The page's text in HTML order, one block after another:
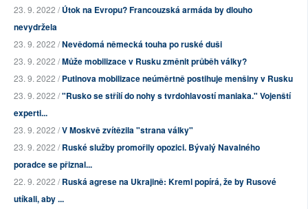
23. 9. 2022 /Útok na Evropu? Francouzská armáda by dlouho
nevydržela
23. 9. 2022 /Nevědomá německá touha po ruské duši
23. 9. 2022 /Může mobilizace v Rusku změnit průběh války?
23. 9. 2022 /Putinova mobilizace neúměrtně postihuje menšiny v Rusku
23. 9. 2022 /"Rusko se střílí do nohy s tvrdohlavostí maniaka." Vojenští
experti...
23. 9. 2022 /V Moskvě zvítězila "strana války"
23. 9. 2022 /Ruské služby promořily opozici. Bývalý Navalného
poradce se přiznal...
22. 9. 2022 /Ruská agrese na Ukrajině: Kreml popírá, že by Rusové
utíkali, aby ...